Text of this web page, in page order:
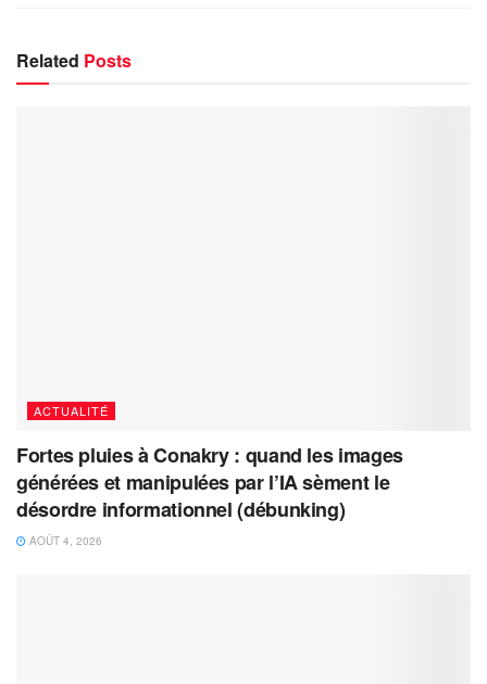
Related Posts
ACTUALITÉ
Fortes pluies à Conakry : quand les images
générées et manipulées par l’IA sèment le
désordre informationnel (débunking)
AOÛT 4, 2026